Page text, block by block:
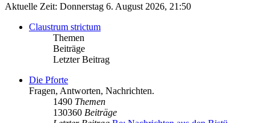
Aktuelle Zeit: Donnerstag 6. August 2026, 21:50
Claustrum strictum
Themen
Beiträge
Letzter Beitrag
Die Pforte
Fragen, Antworten, Nachrichten.
1490 Themen
130360 Beiträge